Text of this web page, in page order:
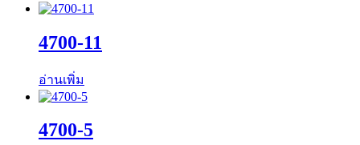
4700-11
อ่านเพิ่ม
4700-5